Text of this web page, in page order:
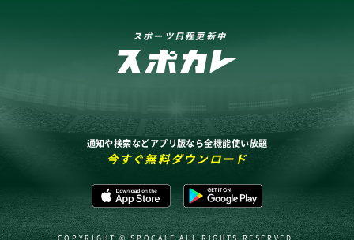
スポーツ日程更新中
通知や検索などアプリ版なら全機能使い放題
今すぐ無料ダウンロード